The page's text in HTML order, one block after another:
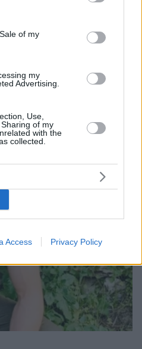
and its third-party tags to
purposes in below Google
of my
my
Advertising.
Use,
of my
with the
collected.
Access Privacy Policy
σε
τη Μικρά Ασία το 1921